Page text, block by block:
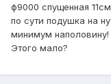
ф9000 спущенная
по сути подушка на
минимум наполовину!
Этого мало?